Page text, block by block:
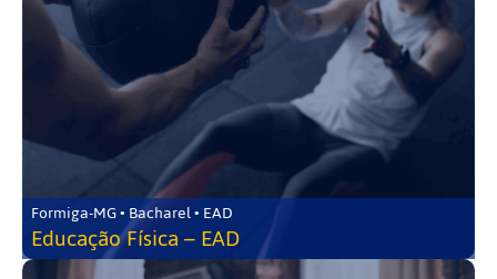
Formiga-MG • Bacharel • EAD
Educação Física – EAD